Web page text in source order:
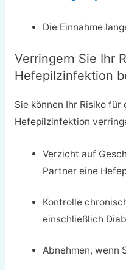
Die Einnahme
Verringern Sie Ihr
Hefepilzinfektion
Sie können Ihr Risiko für
Hefepilzinfektion
Verzicht auf
Partner eine
Kontrolle
einschließlich
Abnehmen, wenn